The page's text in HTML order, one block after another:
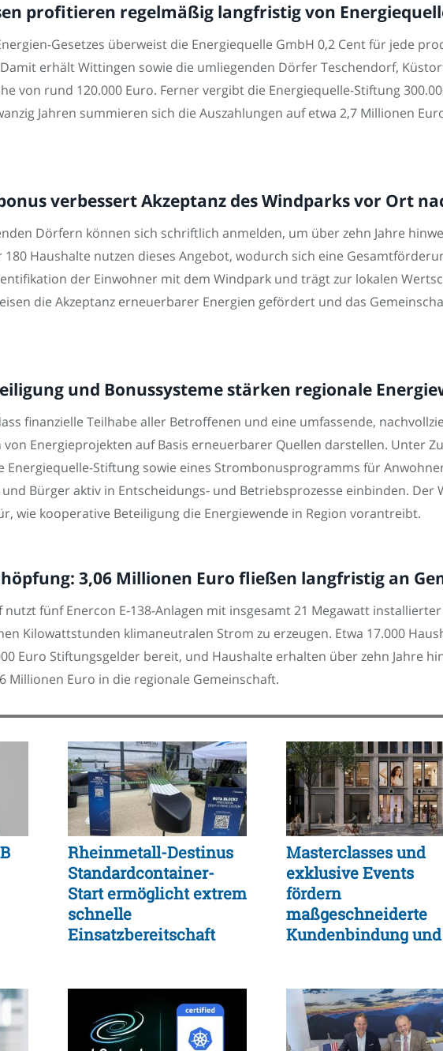
profitieren regelmäßig langfristig von
Gesetzes überweist die Energiequelle GmbH 0,2 Cent für jede
erhält Wittingen sowie die umliegenden Dörfer Teschendorf,
von rund 120.000 Euro. Ferner vergibt die Energiequelle-Stiftung
Jahren summieren sich die Auszahlungen auf etwa 2,7 Millionen
verbessert Akzeptanz des Windparks vor Ort
Dörfern können sich schriftlich anmelden, um über zehn Jahre
Haushalte nutzen dieses Angebot, wodurch sich eine
der Einwohner mit dem Windpark und trägt zur lokalen
die Akzeptanz erneuerbarer Energien gefördert und das
und Bonussysteme stärken regionale
finanzielle Teilhabe aller Betroffenen und eine umfassende,
Energieprojekten auf Basis erneuerbarer Quellen darstellen. Unter
Stiftung sowie eines Strombonusprogramms für
Bürger aktiv in Entscheidungs- und Betriebsprozesse einbinden. Der
wie kooperative Beteiligung die Energiewende in Region vorantreibt.
3,06 Millionen Euro fließen langfristig an
fünf Enercon E-138-Anlagen mit insgesamt 21 Megawatt
Kilowattstunden klimaneutralen Strom zu erzeugen. Etwa 17.000
Euro Stiftungsgelder bereit, und Haushalte erhalten über zehn Jahre
Millionen Euro in die regionale Gemeinschaft.
Rheinmetall-Destinus
Standardcontainer-
Start ermöglicht extrem
schnelle
Einsatzbereitschaft
Masterclasses und
exklusive Events
fördern
maßgeschneiderte
Kundenbindung und